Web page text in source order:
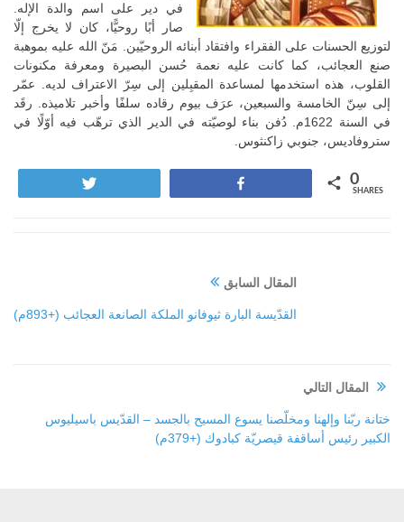
في دير على اسم والدة الإله.
صار أبًا روحيًّا، كان لا يخرج إلّا
لتوزيع الحسنات على الفقراء وافتقاد أبنائه الروحيّين. مَنّ الله عليه بموهبة
صنع العجائب، كما كانت عليه نعمة حُسن البصيرة ومعرفة مكنونات
القلوب، هذه استخدمها لمساعدة المقبِلين إلى سِرّ الاعتراف لديه. عمّر
إلى سِنّ الخامسة والسبعين، عرَف بيوم رقاده سلفًا وأخبر تلاميذه. رقَد
في السنة 1622م. دُفن بناء لوصيّته في الدير الذي ترهّب فيه أوّلًا في
ستروفاديس، جنوبي زاكنثوس.
0
SHARES
المقال السابق
القدّيسة البارة ثيوفانو الملكة الصانعة العجائب (+893م)
المقال التالي
ختانة ربّنا وإلهنا ومخلّصنا يسوع المسيح بالجسد – القدّيس باسيليوس
الكبير رئيس أساقفة قيصريّة كبادوك (+379م)